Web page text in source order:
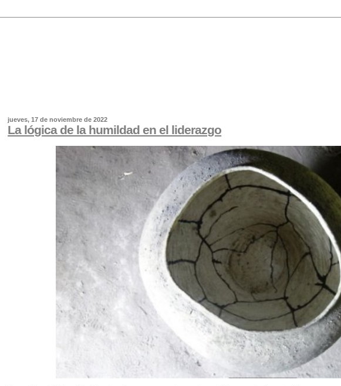
jueves, 17 de noviembre de 2022
La lógica de la humildad en el liderazgo